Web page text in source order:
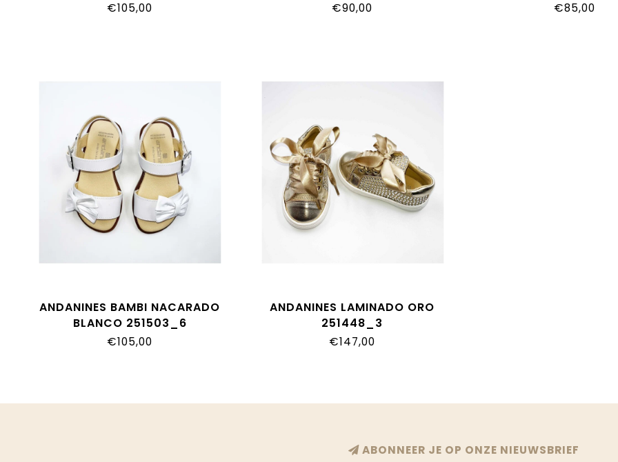
€105,00 €90,00 €85,00
ANDANINES BAMBI NACARADO
BLANCO 251503_6
€105,00
ANDANINES LAMINADO ORO
251448_3
€147,00
ABONNEER JE OP ONZE NIEUWSBRIEF